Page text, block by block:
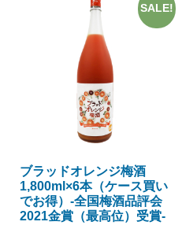
SALE!
ブラッドオレンジ梅酒
1,800ml×6本（ケース買い
でお得）-全国梅酒品評会
2021金賞（最高位）受賞-